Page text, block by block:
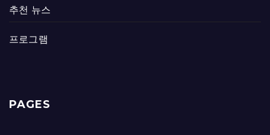
추천 뉴스
프로그램
PAGES